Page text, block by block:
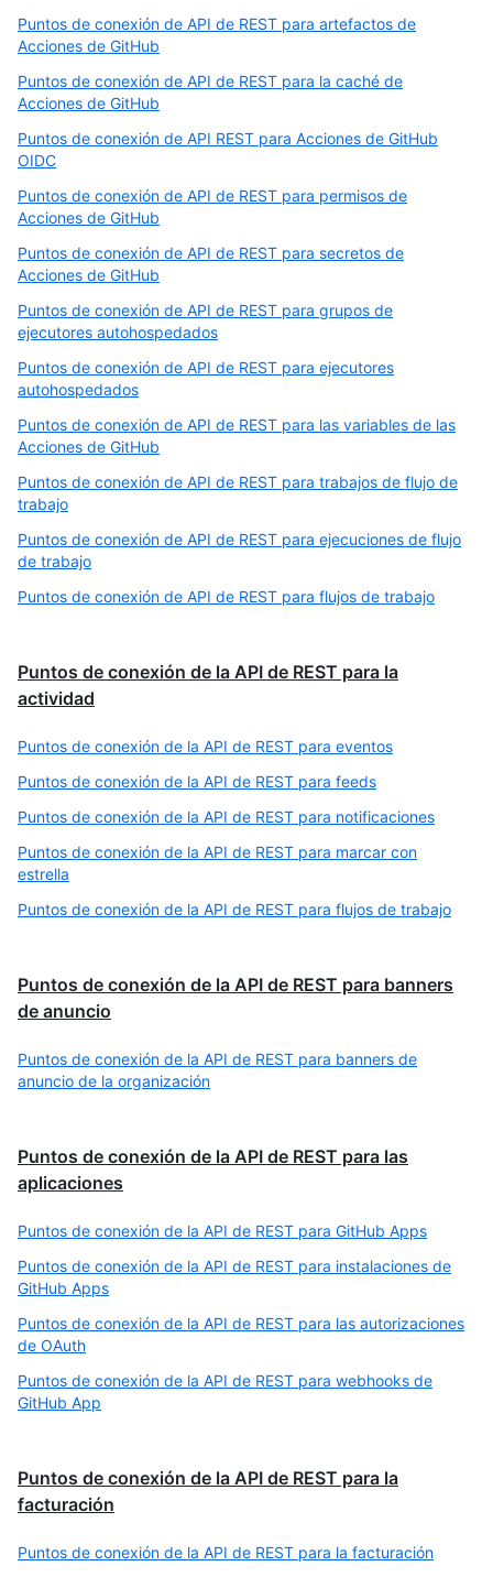
Puntos de conexión de API de REST para artefactos de
Acciones de GitHub
Puntos de conexión de API de REST para la caché de
Acciones de GitHub
Puntos de conexión de API REST para Acciones de GitHub
OIDC
Puntos de conexión de API de REST para permisos de
Acciones de GitHub
Puntos de conexión de API de REST para secretos de
Acciones de GitHub
Puntos de conexión de API de REST para grupos de
ejecutores autohospedados
Puntos de conexión de API de REST para ejecutores
autohospedados
Puntos de conexión de API de REST para las variables de las
Acciones de GitHub
Puntos de conexión de API de REST para trabajos de flujo de
trabajo
Puntos de conexión de API de REST para ejecuciones de flujo
de trabajo
Puntos de conexión de API de REST para flujos de trabajo
Puntos de conexión de la API de REST para la
actividad
Puntos de conexión de la API de REST para eventos
Puntos de conexión de la API de REST para feeds
Puntos de conexión de la API de REST para notificaciones
Puntos de conexión de la API de REST para marcar con
estrella
Puntos de conexión de la API de REST para flujos de trabajo
Puntos de conexión de la API de REST para banners
de anuncio
Puntos de conexión de la API de REST para banners de
anuncio de la organización
Puntos de conexión de la API de REST para las
aplicaciones
Puntos de conexión de la API de REST para GitHub Apps
Puntos de conexión de la API de REST para instalaciones de
GitHub Apps
Puntos de conexión de la API de REST para las autorizaciones
de OAuth
Puntos de conexión de la API de REST para webhooks de
GitHub App
Puntos de conexión de la API de REST para la
facturación
Puntos de conexión de la API de REST para la facturación